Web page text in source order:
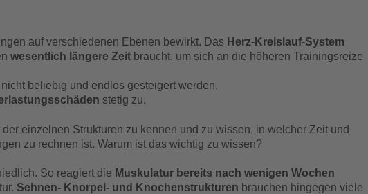
auf verschiedenen Ebenen bewirkt. Das Herz-Kreislauf-System
wesentlich längere Zeit braucht, um sich an die höheren Trainingsreize
beliebig und endlos gesteigert werden.
stetig zu.
einzelnen Strukturen zu kennen und zu wissen, in welcher Zeit und
zu rechnen ist. Warum ist das wichtig zu wissen?
So reagiert die Muskulatur bereits nach wenigen Wochen
Sehnen- Knorpel- und Knochenstrukturen brauchen hingegen viele